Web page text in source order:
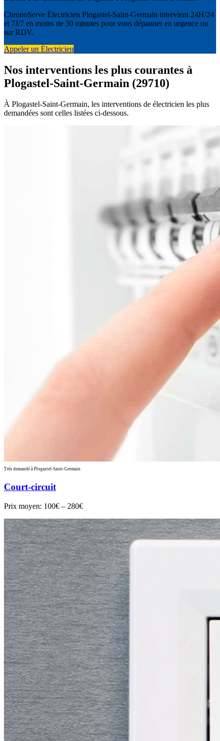
ChronoServe Électricien Plogastel-Saint-Germain intervient 24H/24
et 7J/7 en moins de 30 minutes pour vous dépanner en urgence ou
sur RDV.
Appeler un Électricien
Nos interventions les plus courantes à
Plogastel-Saint-Germain (29710)
À Plogastel-Saint-Germain, les interventions de électricien les plus
demandées sont celles listées ci-dessous.
Très demandé à Plogastel-Saint-Germain
Court-circuit
Prix moyen: 100€ – 280€